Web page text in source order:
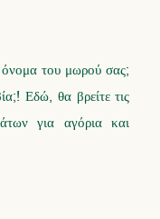
όνομα του μωρού σας;
Εδώ, θα βρείτε τις
για αγόρια και